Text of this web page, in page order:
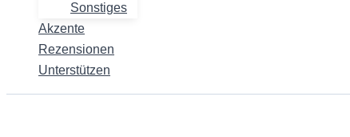
Sonstiges
Akzente
Rezensionen
Unterstützen